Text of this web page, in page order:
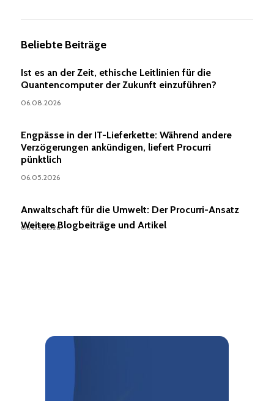
Beliebte Beiträge
Ist es an der Zeit, ethische Leitlinien für die
Quantencomputer der Zukunft einzuführen?
06.08.2026
Engpässe in der IT-Lieferkette: Während andere
Verzögerungen ankündigen, liefert Procurri
pünktlich
06.05.2026
Anwaltschaft für die Umwelt: Der Procurri-Ansatz
06.05.2026
Weitere Blogbeiträge und Artikel